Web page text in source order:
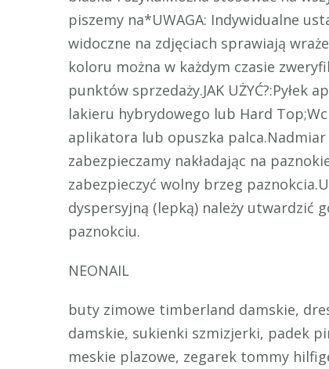
piszemy na*UWAGA: Indywidualne
widoczne na zdjęciach sprawiają
koloru można w każdym czasie
punktów sprzedaży.JAK
lakieru hybrydowego lub Hard
aplikatora lub opuszka palca.Nadmiar
zabezpieczamy nakładając na
zabezpieczyć wolny brzeg
dyspersyjną (lepką) należy utwardzić
paznokciu.
NEONAIL
buty zimowe timberland damskie,
damskie, sukienki szmizjerki, padek
meskie plazowe, zegarek tommy